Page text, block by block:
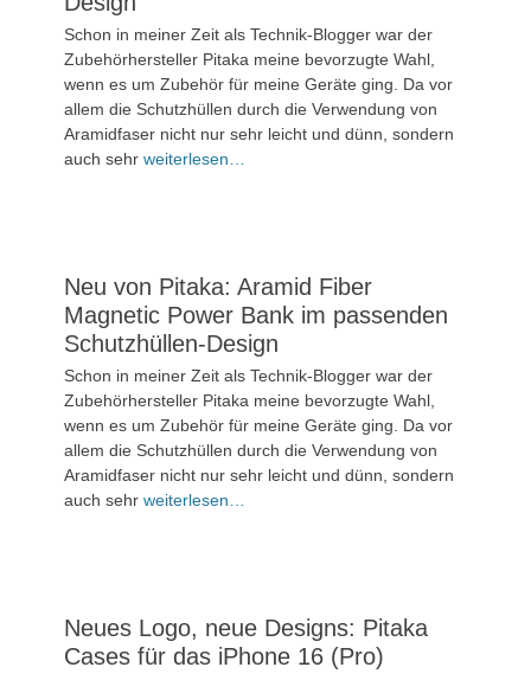
Veröffentlicht
am
15.
Kommentieren
Schon in meiner Zeit als Technik-Blogger war der
Zubehörhersteller Pitaka meine bevorzugte Wahl,
wenn es um Zubehör für meine Geräte ging. Da vor
allem die Schutzhüllen durch die Verwendung von
Aramidfaser nicht nur sehr leicht und dünn, sondern
auch sehr weiterlesen…
Neu von Pitaka: Aramid Fiber
Magnetic Power Bank im passenden
Schutzhüllen-Design
Veröffentlicht
am
29.
Kommentieren
Schon in meiner Zeit als Technik-Blogger war der
Zubehörhersteller Pitaka meine bevorzugte Wahl,
wenn es um Zubehör für meine Geräte ging. Da vor
allem die Schutzhüllen durch die Verwendung von
Aramidfaser nicht nur sehr leicht und dünn, sondern
auch sehr weiterlesen…
Neues Logo, neue Designs: Pitaka
Cases für das iPhone 16 (Pro)